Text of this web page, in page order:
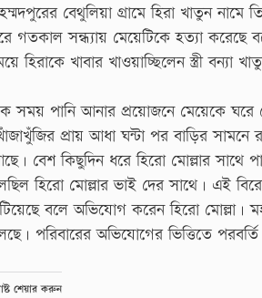
বেথুলিয়া গ্রামে হিরা খাতুন
গতকাল সন্ধ্যায় মেয়েটিকে হত্যা করেছে
হিরাকে খাবার খাওয়াচ্ছিলেন স্ত্রী বন্যা
সময় পানি আনার প্রয়োজনে মেয়েকে ঘরে
প্রায় আধা ঘন্টা পর বাড়ির
বেশ কিছুদিন ধরে হিরো মোল্লার সাথে
হিরো মোল্লার ভাই দের সাথে। এই
বলে অভিযোগ করেন হিরো মোল্লা।
পরিবারের অভিযোগের ভিত্তিতে
শেয়ার করুন